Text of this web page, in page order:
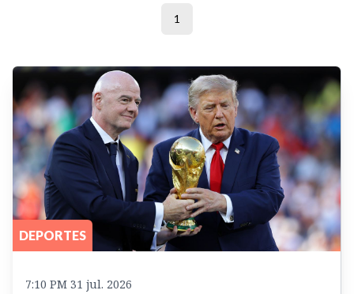
1
DEPORTES
7:10 PM 31 jul. 2026